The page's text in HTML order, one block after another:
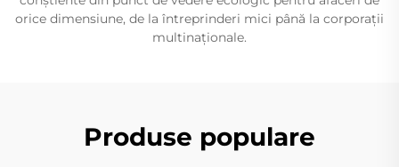
orice dimensiune, de la întreprinderi mici până la corporații
multinaționale.
Produse populare